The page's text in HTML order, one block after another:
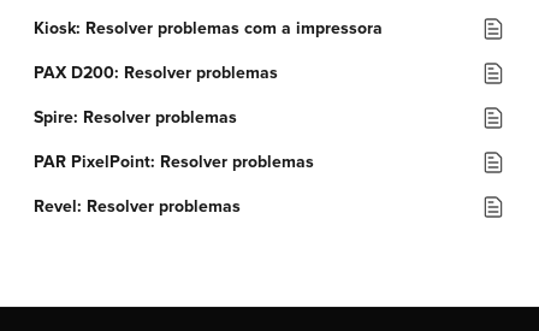
Kiosk: Resolver problemas com a impressora
PAX D200: Resolver problemas
Spire: Resolver problemas
PAR PixelPoint: Resolver problemas
Revel: Resolver problemas